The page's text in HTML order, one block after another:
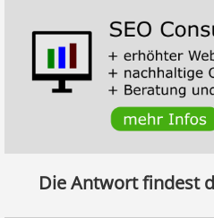
Die Antwort findest